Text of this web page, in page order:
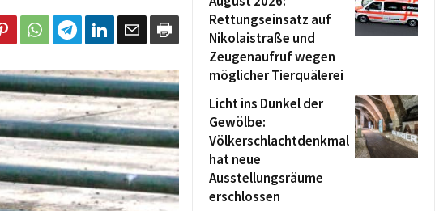
Rettungseinsatz auf
Nikolaistraße und
Zeugenaufruf wegen
möglicher Tierquälerei
Licht ins Dunkel der
Gewölbe:
Völkerschlachtdenkmal
hat neue
Ausstellungsräume
erschlossen